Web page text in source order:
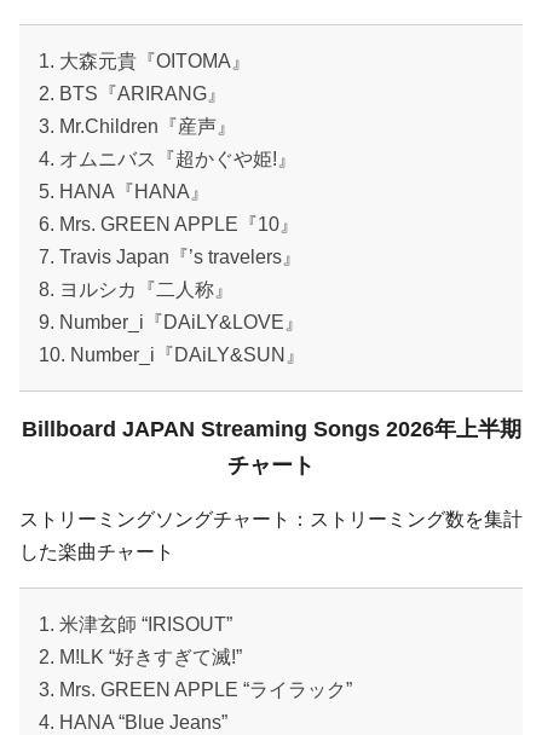
1. 大森元貴『OITOMA』
2. BTS『ARIRANG』
3. Mr.Children『産声』
4. オムニバス『超かぐや姫!』
5. HANA『HANA』
6. Mrs. GREEN APPLE『10』
7. Travis Japan『’s travelers』
8. ヨルシカ『二人称』
9. Number_i『DAiLY&LOVE』
10. Number_i『DAiLY&SUN』
Billboard JAPAN Streaming Songs 2026年上半期
チャート
ストリーミングソングチャート：ストリーミング数を集計
した楽曲チャート
1. 米津玄師 “IRISOUT”
2. M!LK “好きすぎて滅!”
3. Mrs. GREEN APPLE “ライラック”
4. HANA “Blue Jeans”